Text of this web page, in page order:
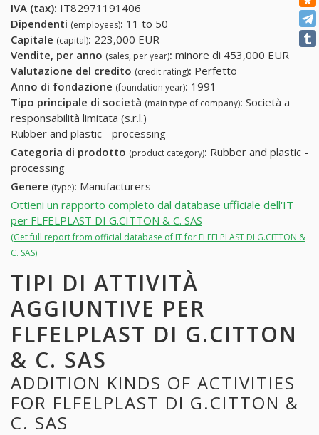
IVA (tax): IT82971191406
Dipendenti (employees): 11 to 50
Capitale (capital): 223,000 EUR
Vendite, per anno (sales, per year): minore di 453,000 EUR
Valutazione del credito (credit rating): Perfetto
Anno di fondazione (foundation year): 1991
Tipo principale di società (main type of company): Società a
responsabilità limitata (s.r.l.)
Rubber and plastic - processing
Categoria di prodotto (product category): Rubber and plastic -
processing
Genere (type): Manufacturers
Ottieni un rapporto completo dal database ufficiale dell'IT
per FLFELPLAST DI G.CITTON & C. SAS
(Get full report from official database of IT for FLFELPLAST DI G.CITTON &
C. SAS)
TIPI DI ATTIVITÀ
AGGIUNTIVE PER
FLFELPLAST DI G.CITTON
& C. SAS
ADDITION KINDS OF ACTIVITIES
FOR FLFELPLAST DI G.CITTON &
C. SAS